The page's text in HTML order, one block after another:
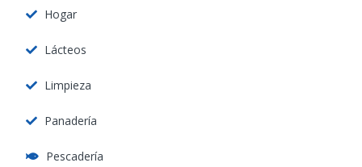
Hogar
Lácteos
Limpieza
Panadería
Pescadería